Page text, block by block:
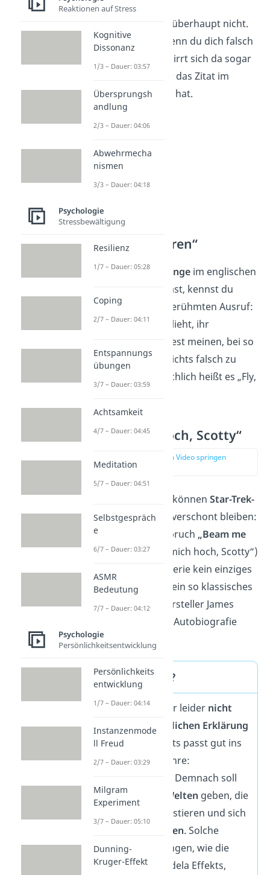
Der Name Luke fällt überhaupt nicht.
Aber keine Sorge, wenn du dich falsch
erinnerst. Immerhin irrt sich da sogar
James Earl Jones, der das Zitat im
Original gesprochen hat.
„Flieht, ihr Narren“
Wenn duHerr der Ringeim englischen
Original geschaut hast, kennst du
vielleichtGandalfs
berühmten Ausruf:
„Run, you fools!“ („Flieht, ihr
Narren!“). Du könntest meinen, bei so
einem kurzen Satz nichts falsch zu
erinnern, aber tatsächlich heißt es „Fly,
„Beam mich hoch, Scotty“
zur Stelle im Video springen
(03:52)
Und nach Star Wars können Star-Trek-
Fansnatürlich nicht verschont bleiben:
Der berühmte Ausspruch „Beam me
up, Scotty“(„Beam mich hoch, Scotty“)
fällt in der Original-Serie kein einziges
Mal. Es ist trotzdem ein so klassisches
Zitat, dass Scotty-Darsteller James
Doohan sogar seine Autobiografie
danach benannte.
In welcher Welt?
Eine populäre, aber leider nicht
sehr
wissenschaftlichen Erklärung
des Mandela Effekts passt gut ins
Science-Fiction-Genre:
. Demnach soll
esverschiedene Welten geben, die
nebeneinander existieren und sich
überlappen. Solche
falschen Erinnerungen, wie die
Beispiele des Mandela Effekts,
Reaktionen auf Stress
Kognitive
Dissonanz
1/3 – Dauer: 03:57
Übersprungsh
andlung
2/3 – Dauer: 04:06
Abwehrmecha
nismen
3/3 – Dauer: 04:18
Psychologie
Stressbewältigung
Resilienz
1/7 – Dauer: 05:28
Coping
2/7 – Dauer: 04:11
Entspannungs
übungen
3/7 – Dauer: 03:59
Achtsamkeit
4/7 – Dauer: 04:45
Meditation
5/7 – Dauer: 04:51
Selbstgespräch
e
6/7 – Dauer: 03:27
ASMR
Bedeutung
7/7 – Dauer: 04:12
Psychologie
Persönlichkeitsentwicklung
Persönlichkeits
entwicklung
1/7 – Dauer: 04:14
Instanzenmode
ll Freud
2/7 – Dauer: 03:29
Milgram
Experiment
3/7 – Dauer: 05:10
Dunning-
Kruger-Effekt